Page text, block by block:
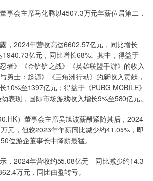
会主席马化腾以4507.3万元年薪位居第二，
2024年营收高达6602.57亿元，同比增长
1940.73亿元，同比增长68%。其中，得益于
者》《金铲铲之战》《英雄联盟手游》的收入
勇士：起源》《三角洲行动》的新收入贡献，
10%至1397亿元；得益于《PUBG MOBILE》
表现，国际市场游戏收入增长9%至580亿元。
）董事会主席吴旭波薪酬紧随其后，2024
元，但较2023年年薪同比减少约41.05%，即
位游企董事长中降薪最猛。
2024年营收约55.08亿元，同比减少约14.3
万元，同比由盈转亏。